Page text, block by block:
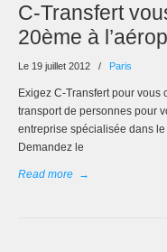
C-Transfert
20ème à
Le 19 juillet 2012 / Paris
Exigez C-Transfert pour vous
transport de personnes pour
entreprise spécialisée dans
Demandez le
Read more →